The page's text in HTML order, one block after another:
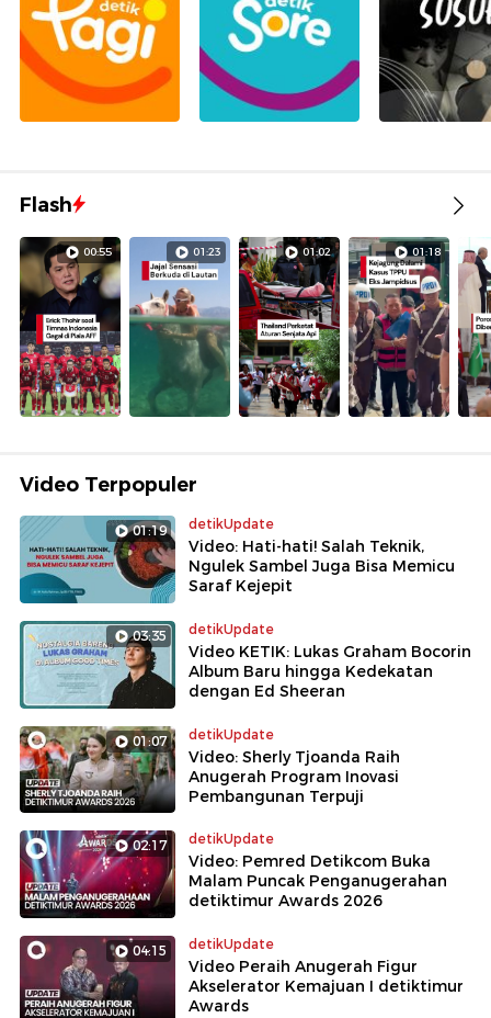
Flash
00:55 01:23 01:02 01:18
Video Terpopuler
01:19 detikUpdate
Video: Hati-hati! Salah Teknik,
Ngulek Sambel Juga Bisa Memicu
Saraf Kejepit
03:35 detikUpdate
Video KETIK: Lukas Graham Bocorin
Album Baru hingga Kedekatan
dengan Ed Sheeran
01:07 detikUpdate
Video: Sherly Tjoanda Raih
Anugerah Program Inovasi
Pembangunan Terpuji
02:17 detikUpdate
Video: Pemred Detikcom Buka
Malam Puncak Penganugerahan
detiktimur Awards 2026
04:15 detikUpdate
Video Peraih Anugerah Figur
Akselerator Kemajuan I detiktimur
Awards